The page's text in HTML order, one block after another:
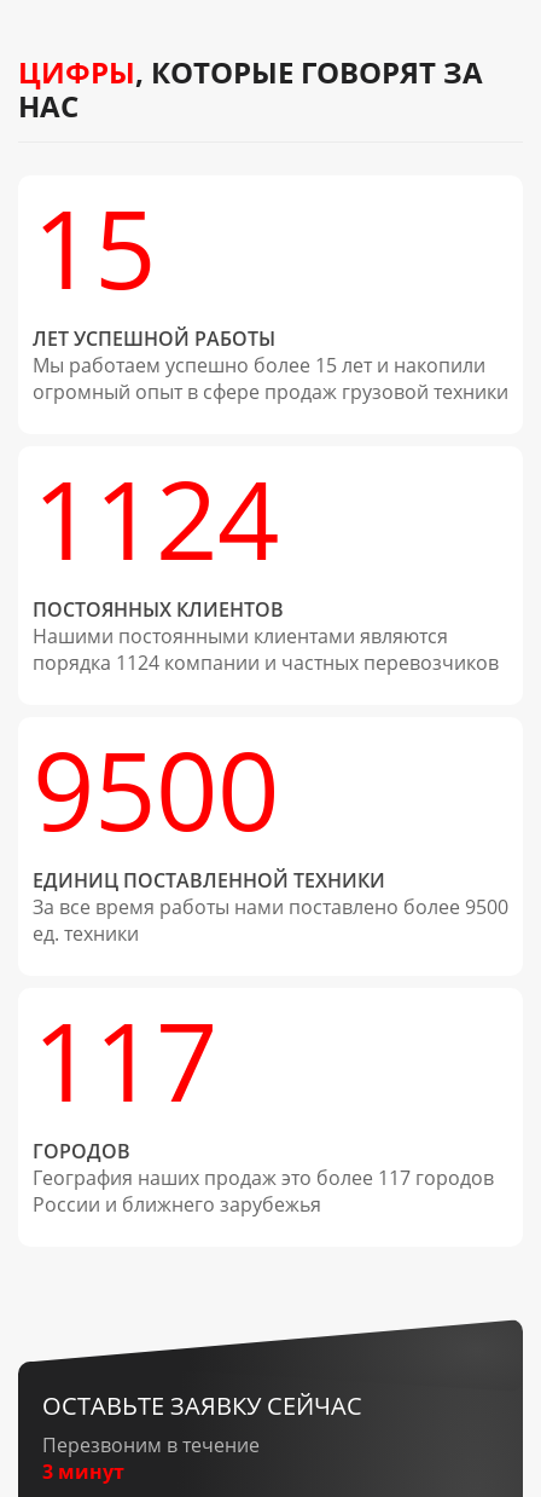
ЦИФРЫ, КОТОРЫЕ ГОВОРЯТ ЗА
НАС
15
ЛЕТ УСПЕШНОЙ РАБОТЫ
Мы работаем успешно более 15 лет и накопили
огромный опыт в сфере продаж грузовой техники
1124
ПОСТОЯННЫХ КЛИЕНТОВ
Нашими постоянными клиентами являются
порядка 1124 компании и частных перевозчиков
9500
ЕДИНИЦ ПОСТАВЛЕННОЙ ТЕХНИКИ
За все время работы нами поставлено более 9500
ед. техники
117
ГОРОДОВ
География наших продаж это более 117 городов
России и ближнего зарубежья
ОСТАВЬТЕ ЗАЯВКУ СЕЙЧАС
Перезвоним в течение
3 минут